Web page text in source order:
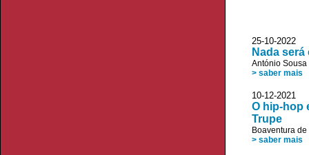
25-10-
Nada
António
> saber mais
10-12-
O hip-hop
Trupe
Boaventura
> saber mais